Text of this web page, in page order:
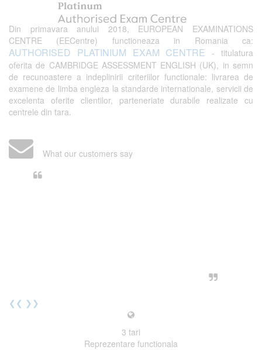
Din primavara anului 2018, EUROPEAN EXAMINATIONS
CENTRE (EECentre) functioneaza in Romania ca:
AUTHORISED PLATINIUM EXAM CENTRE - titulatura
oferita de CAMBRIDGE ASSESSMENT ENGLISH (UK), in semn
de recunoastere a indeplinirii criteriilor functionale: livrarea de
examene de limba engleza la standarde internationale, servicii de
excelenta oferite clientilor, parteneriate durabile realizate cu
centrele din tara.
What our customers say
❮❮ ❯❯
3 tari
Reprezentare functionala